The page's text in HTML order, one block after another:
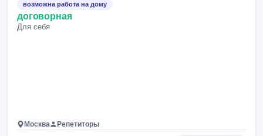
возможна работа на дому
договорная
Для себя
Москва Репетиторы